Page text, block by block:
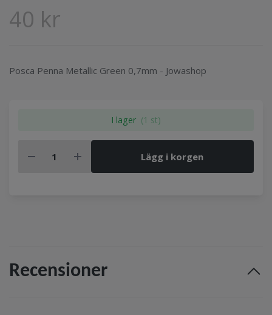
40 kr
Posca Penna Metallic Green 0,7mm - Jowashop
I lager (1 st)
Lägg i korgen
Recensioner